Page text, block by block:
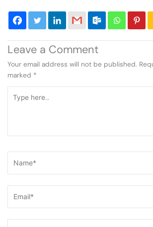
Leave a Comment
Your email address will not be published.
marked *
here..